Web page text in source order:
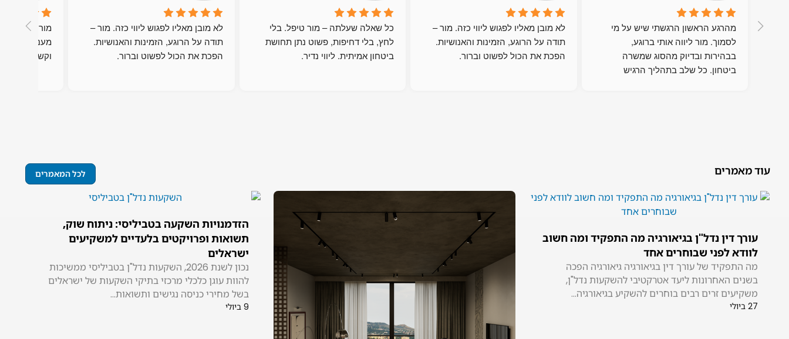
הפכת את הכול לפשוט וברור.
ביטחון אמיתית. ליווי נדיר.
הפכת את הכול לפשוט וברור.
וקשוב
עוד מאמרים לכל המאמרים
עורך דין נדל"ן בגיאורגיה מה התפקיד ומה חשוב
לוודא לפני שבוחרים אחד
מה התפקיד של עורך דין בגיאורגיה גיאורגיה הפכה
בשנים האחרונות ליעד אטרקטיבי להשקעות נדל"ן,
משקיעים זרים רבים בוחרים להשקיע בגיאורגיה...
27 ביולי
הזדמנויות השקעה בטביליסי: ניתוח שוק,
תשואות ופרויקטים בלעדיים למשקיעים
ישראלים
נכון לשנת 2026, השקעות נדל"ן בטביליסי ממשיכות
להוות עוגן כלכלי מרכזי בתיקי השקעות של ישראלים
בשל מחירי כניסה נגישים ותשואות...
9 ביולי